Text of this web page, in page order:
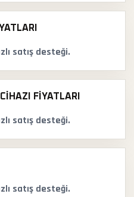
satış desteği.
FIYATLARI
satış desteği.
satış desteği.